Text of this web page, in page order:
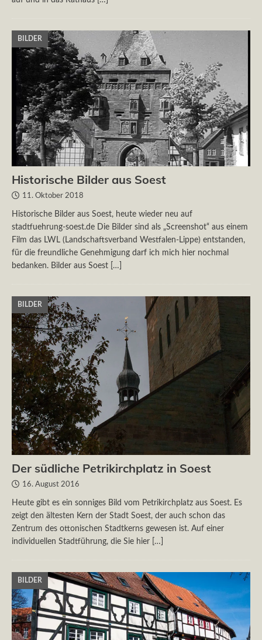
BILDER
Historische Bilder aus Soest
11. Oktober 2018
Historische Bilder aus Soest, heute wieder neu auf
stadtfuehrung-soest.de Die Bilder sind als „Screenshot“ aus einem
Film das LWL (Landschaftsverband Westfalen-Lippe) entstanden,
für die freundliche Genehmigung darf ich mich hier nochmal
bedanken. Bilder aus Soest
[…]
BILDER
Der südliche Petrikirchplatz in Soest
16. August 2016
Heute gibt es ein sonniges Bild vom Petrikirchplatz aus Soest. Es
zeigt den ältesten Kern der Stadt Soest, der auch schon das
Zentrum des ottonischen Stadtkerns gewesen ist. Auf einer
individuellen Stadtführung, die Sie hier
[…]
BILDER